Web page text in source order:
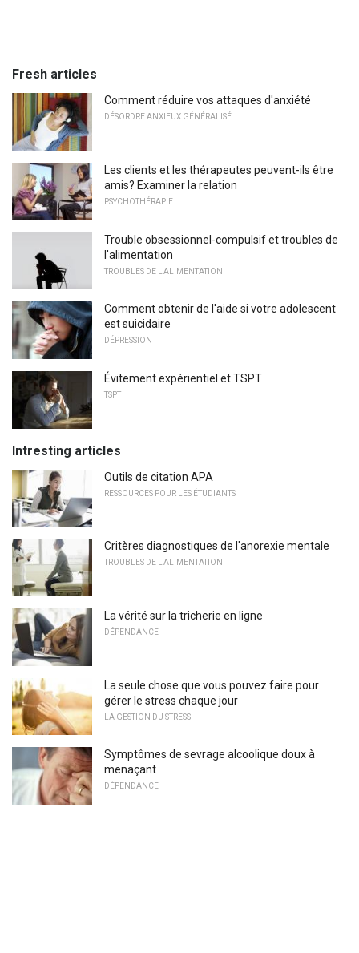
Fresh articles
Comment réduire vos attaques d'anxiété
DÉSORDRE ANXIEUX GÉNÉRALISÉ
Les clients et les thérapeutes peuvent-ils être
amis? Examiner la relation
PSYCHOTHÉRAPIE
Trouble obsessionnel-compulsif et troubles de
l'alimentation
TROUBLES DE L'ALIMENTATION
Comment obtenir de l'aide si votre adolescent
est suicidaire
DÉPRESSION
Évitement expérientiel et TSPT
TSPT
Intresting articles
Outils de citation APA
RESSOURCES POUR LES ÉTUDIANTS
Critères diagnostiques de l'anorexie mentale
TROUBLES DE L'ALIMENTATION
La vérité sur la tricherie en ligne
DÉPENDANCE
La seule chose que vous pouvez faire pour
gérer le stress chaque jour
LA GESTION DU STRESS
Symptômes de sevrage alcoolique doux à
menaçant
DÉPENDANCE